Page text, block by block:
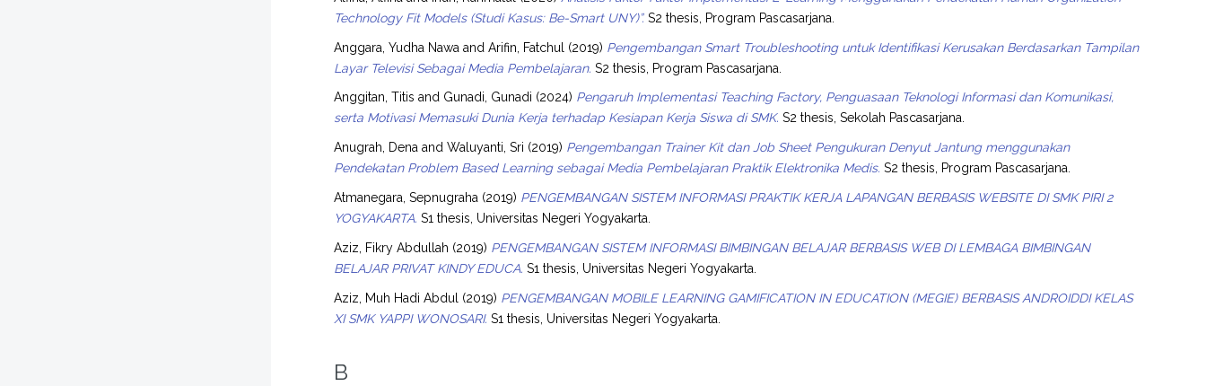
Technology Fit Models (Studi Kasus: Be-Smart UNY)”. S2 thesis, Program Pascasarjana.
Anggara, Yudha Nawa andArifin, Fatchul (2019) Pengembangan Smart Troubleshooting untuk Identifikasi Kerusakan Berdasarkan Tampilan
Layar Televisi Sebagai Media Pembelajaran. S2 thesis, Program Pascasarjana.
Anggitan, Titis and Gunadi, Gunadi (2024) Pengaruh Implementasi Teaching Factory, Penguasaan Teknologi Informasi dan Komunikasi,
serta Motivasi Memasuki Dunia Kerja terhadap Kesiapan Kerja Siswa di SMK. S2 thesis, Sekolah Pascasarjana.
Anugrah, Dena andWaluyanti, Sri (2019) Pengembangan Trainer Kit dan Job Sheet Pengukuran Denyut Jantung menggunakan
Pendekatan Problem Based Learning sebagai Media Pembelajaran Praktik Elektronika Medis. S2 thesis, Program Pascasarjana.
Atmanegara, Sepnugraha (2019) PENGEMBANGAN SISTEM INFORMASI PRAKTIK KERJA LAPANGAN BERBASIS WEBSITE DI SMK PIRI 2
YOGYAKARTA. S1 thesis, Universitas Negeri Yogyakarta.
Aziz, Fikry Abdullah (2019) PENGEMBANGAN SISTEM INFORMASI BIMBINGAN BELAJAR BERBASIS WEB DI LEMBAGA BIMBINGAN
BELAJAR PRIVAT KINDY EDUCA. S1 thesis, Universitas Negeri Yogyakarta.
Aziz, Muh Hadi Abdul (2019) PENGEMBANGAN MOBILE LEARNING GAMIFICATION IN EDUCATION (MEGIE) BERBASIS ANDROIDDI KELAS
XI SMK YAPPI WONOSARI. S1 thesis, Universitas Negeri Yogyakarta.
B